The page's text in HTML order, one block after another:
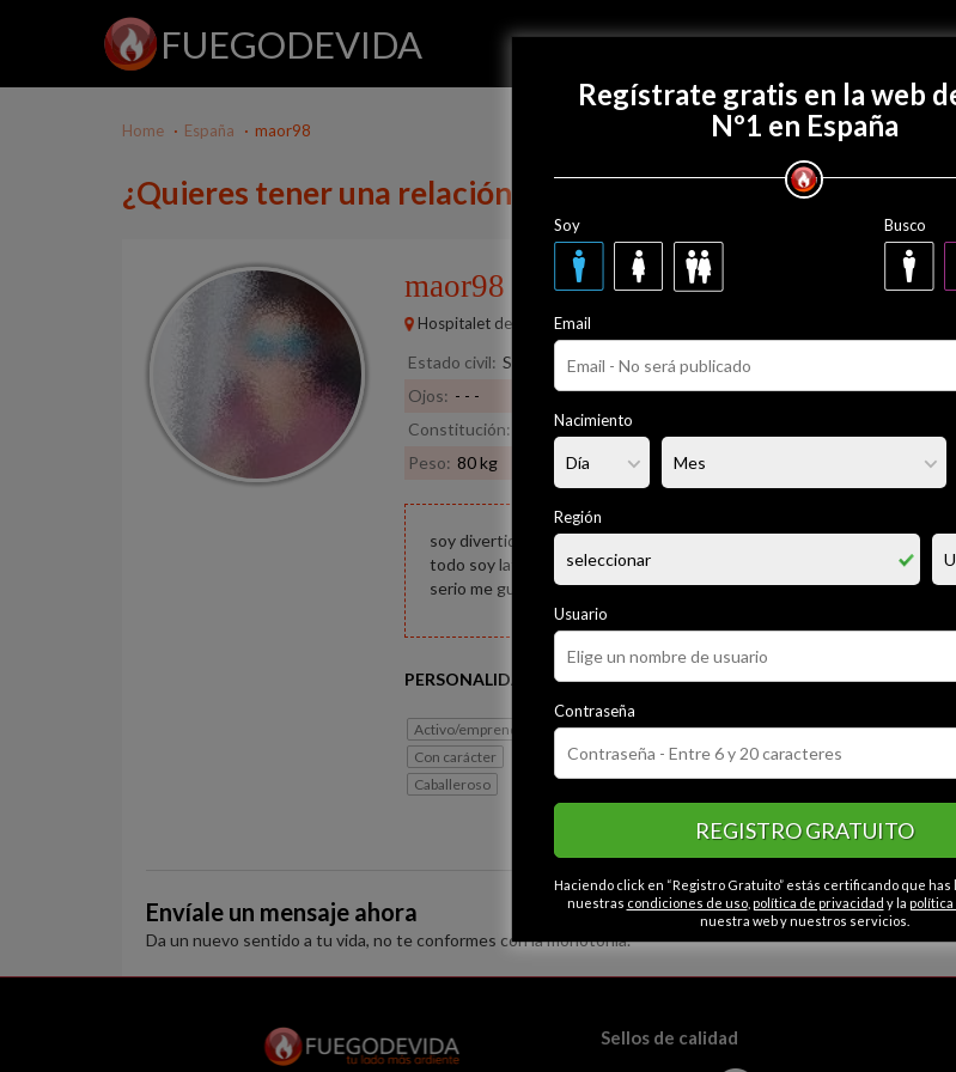
FUEGODEVIDA Regístrate gratis
Home España maor98
¿Quieres tener una relación con maor98?
maor98
27 años
Hospitalet de Llobregat
Estado civil: Soltero
Ojos: - - - Pelo: Moreno
Constitución:
Normal
Peso: 80 kg
soy divertido cañero soy romantico buscó pasarla bien en contra a
todo soy latino moreno quiero conocer a alguien para una relación oh
serio me gusta viajar me gustan los niños megasta intercambio de
PERSONALIDAD
Activo/emprendedor Alegre Tranquilo Cariñoso
Educado
Con carácter
Romántico Seguro Fiel Serio
Sensible
Caballeroso
Envíale un mensaje ahora
Da un nuevo sentido a tu vida, no te conformes con la monotonía.
Regístrate gratis en la web
Nº1 en España
Soy Busco
Email
Nacimiento
Región
Usuario
Contraseña
REGISTRO GRATUITO
Haciendo click en “Registro Gratuito” estás certificando que has
nuestras condiciones de uso, política de privacidad y la política
nuestra web y nuestros servicios.
Sellos de calidad